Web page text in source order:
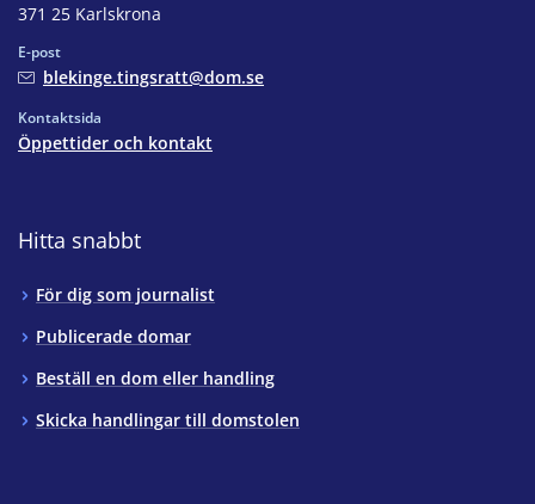
371 25 Karlskrona
E-post
blekinge.tingsratt@dom.se
Kontaktsida
Öppettider och kontakt
Hitta snabbt
För dig som journalist
Publicerade domar
Beställ en dom eller handling
Skicka handlingar till domstolen